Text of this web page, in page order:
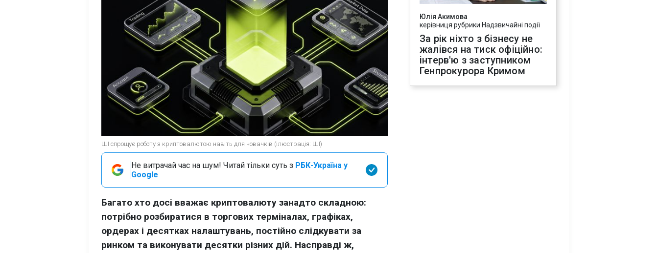
ШІ спрощує роботу з криптовалютою навіть для новачків (ілюстрація: ШІ)
Не витрачай час на шум! Читай тільки суть з РБК-Україна у
Google
Багато хто досі вважає криптовалюту занадто складною:
потрібно розбиратися в торгових терміналах, графіках,
ордерах і десятках налаштувань, постійно слідкувати за
ринком та виконувати десятки різних дій. Насправді ж,
Юлія Акимова
керівниця рубрики Надзвичайні події
За рік ніхто з бізнесу не
жалівся на тиск офіційно:
інтерв'ю з заступником
Генпрокурора Кримом